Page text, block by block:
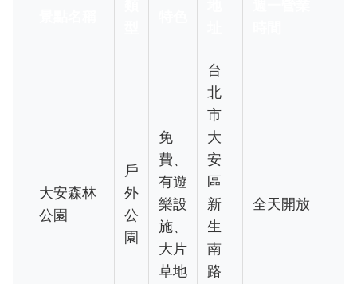
大安森林
公園
戶
外
公
園
免
費、
有遊
樂設
施、
大片
草地
台
北
市
大
安
區
新
生
南
路
全天開放